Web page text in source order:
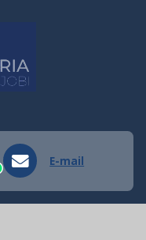
WhatsApp
E-mail